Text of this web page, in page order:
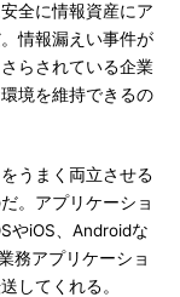
全に情報資産にア
情報漏えい事件が
らされている企業
境を維持できるの
うまく両立させる
。アプリケーショ
やiOS、Androidな
務アプリケーショ
してくれる。